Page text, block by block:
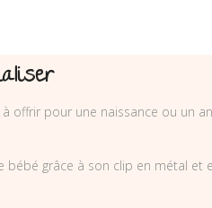
pour une naissance ou un
grâce à son clip en métal et